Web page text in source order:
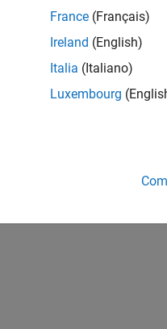
France (Français)
Ireland (English)
Italia (Italiano)
Luxembourg